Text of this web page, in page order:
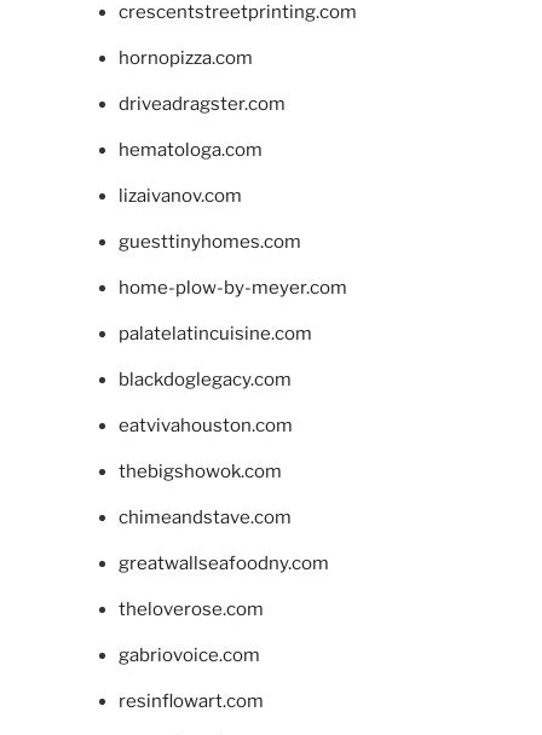
crescentstreetprinting.com
hornopizza.com
driveadragster.com
hematologa.com
lizaivanov.com
guesttinyhomes.com
home-plow-by-meyer.com
palatelatincuisine.com
blackdoglegacy.com
eatvivahouston.com
thebigshowok.com
chimeandstave.com
greatwallseafoodny.com
theloverose.com
gabriovoice.com
resinflowart.com